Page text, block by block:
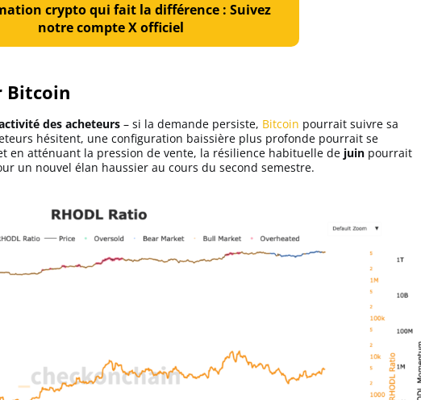
crypto qui fait la différence : Suivez
notre compte X officiel
Bitcoin
des acheteurs – si la demande persiste, Bitcoin pourrait suivre sa
hésitent, une configuration baissière plus profonde pourrait se
en atténuant la pression de vente, la résilience habituelle de juin pourrait
un nouvel élan haussier au cours du second semestre.